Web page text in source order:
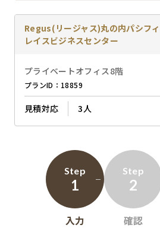
Regus(リージャス)丸の内パシフ
レイスビジネスセンター
プライベートオフィス8階
プランID：18859
見積対応 3人
Step
1
入力
Step
2
確認